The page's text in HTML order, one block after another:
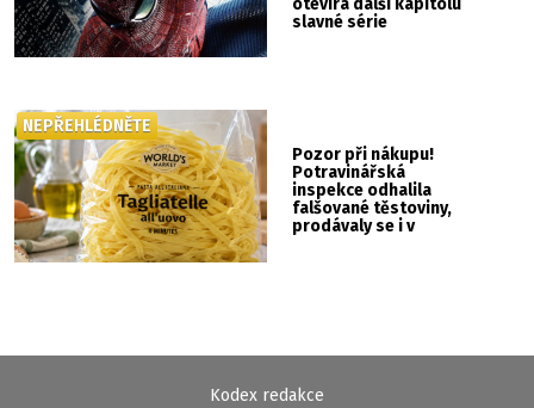
slavné série
Pozor při nákupu!
Potravinářská
inspekce odhalila
falšované těstoviny,
prodávaly se i v
NEPŘEHLÉDNĚTE
Kodex redakce